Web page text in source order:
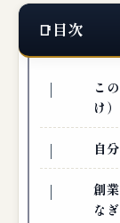
目次
こ
け）
自
創
な